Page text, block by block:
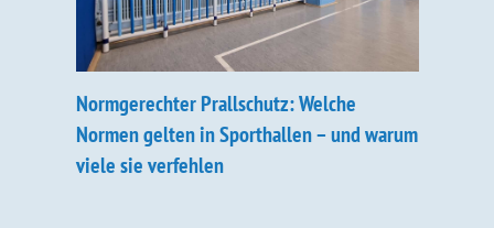
Normgerechter Prallschutz: Welche
Normen gelten in Sporthallen – und warum
viele sie verfehlen